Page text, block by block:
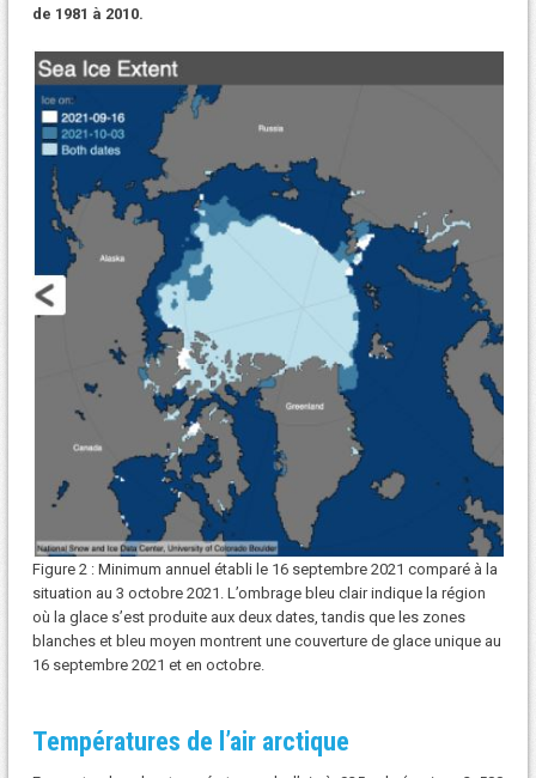
de 1981 à 2010.
Figure 2 : Minimum annuel établi le 16 septembre 2021 comparé à la
situation au 3 octobre 2021. L’ombrage bleu clair indique la région
où la glace s’est produite aux deux dates, tandis que les zones
blanches et bleu moyen montrent une couverture de glace unique au
16 septembre 2021 et en octobre.
Températures de l’air arctique